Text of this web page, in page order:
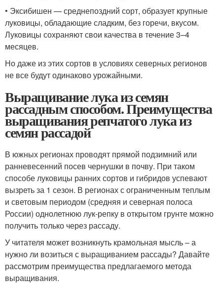
• Экси­би­шен — сред­не­позд­ний сорт, обра­зу­ет круп­ные
луко­ви­цы, обла­да­ю­щие слад­ким, без горе­чи, вку­сом.
Луко­ви­цы сохра­ня­ют свои каче­ства в тече­ние 3–4
месяцев.
Но даже из этих сор­тов в усло­ви­ях север­ных реги­о­нов
не все будут оди­на­ко­во урожайными.
Выращивание лука из семян
рассадным способом. Преимущества
выращивания репчатого лука из
семян рассадой
В южных регионах проводят прямой подзимний или
ранневесенний посев чернушки в почву. При таком
способе луковицы ранних сортов и гибридов успевают
вызреть за 1 сезон. В регионах с ограниченным теплым
и световым периодом (средняя и северная полоса
России) однолетнюю лук-репку в открытом грунте можно
получить только через рассаду.
У читателя может возникнуть крамольная мысль – а
нужно ли возиться с выращиванием рассады? Давайте
рассмотрим преимущества предлагаемого метода
выращивания.